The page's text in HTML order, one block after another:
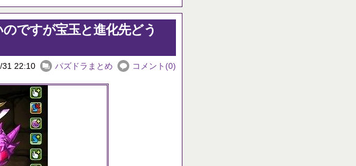
ですが宝玉と進化先どう
コメント(0)
パズドラまとめ
31 22:10